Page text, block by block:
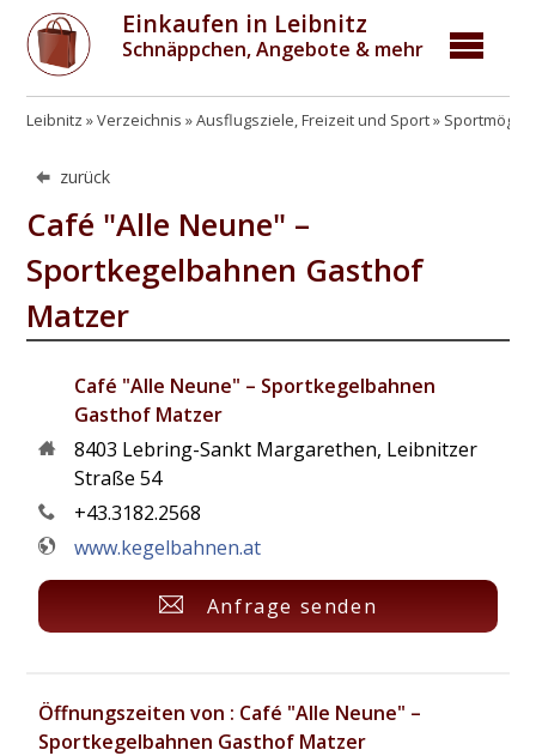
Einkaufen in Leibnitz
Schnäppchen, Angebote & mehr
Leibnitz Verzeichnis Ausflugsziele, Freizeit und Sport
zurück
Café "Alle Neune" –
Sportkegelbahnen Gasthof
Matzer
Café "Alle Neune" – Sportkegelbahnen
Gasthof Matzer
8403 Lebring-Sankt Margarethen, Leibnitzer
Straße 54
+43.3182.2568
www.kegelbahnen.at
Anfrage senden
Öffnungszeiten von : Café "Alle Neune" –
Sportkegelbahnen Gasthof Matzer